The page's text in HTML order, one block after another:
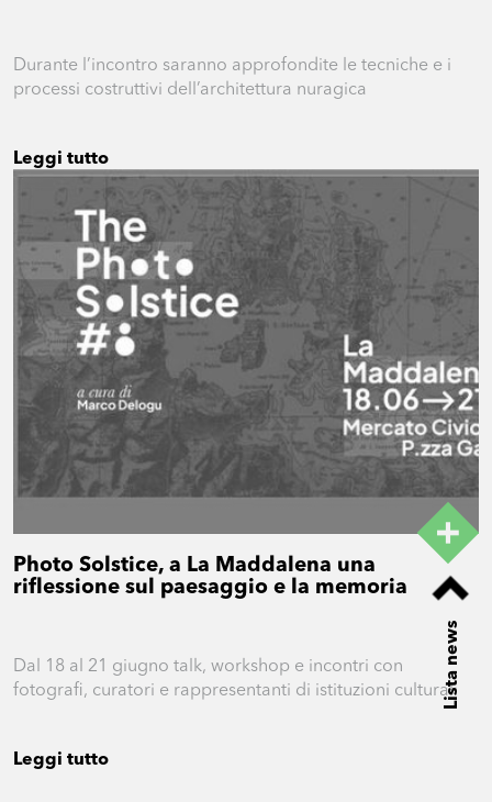
Durante l’incontro saranno approfondite le tecniche e i
processi costruttivi dell’architettura nuragica
Leggi tutto
Photo Solstice, a La Maddalena una
riflessione sul paesaggio e la memoria
Dal 18 al 21 giugno talk, workshop e incontri con
fotografi, curatori e rappresentanti di istituzioni culturali
Leggi tutto
Lista news